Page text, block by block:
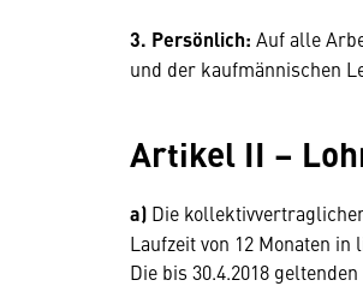
3. Persönlich: Auf alle
und der kaufmännischen
Artikel II –
a) Die
Laufzeit von 12 Monaten in
Die bis 30.4.2018